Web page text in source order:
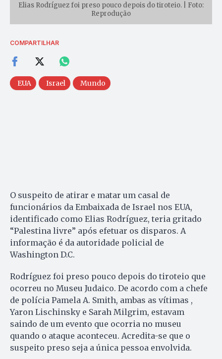
Elias Rodríguez foi preso pouco depois do tiroteio. | Foto:
Reprodução
COMPARTILHAR
EUA Israel Mundo
O suspeito de atirar e matar um casal de
funcionários da Embaixada de Israel nos EUA,
identificado como Elias Rodríguez, teria gritado
“Palestina livre” após efetuar os disparos. A
informação é da autoridade policial de
Washington D.C.
Rodríguez foi preso pouco depois do tiroteio que
ocorreu no Museu Judaico. De acordo com a chefe
de polícia Pamela A. Smith, ambas as vítimas ,
Yaron Lischinsky e Sarah Milgrim, estavam
saindo de um evento que ocorria no museu
quando o ataque aconteceu. Acredita-se que o
suspeito preso seja a única pessoa envolvida.